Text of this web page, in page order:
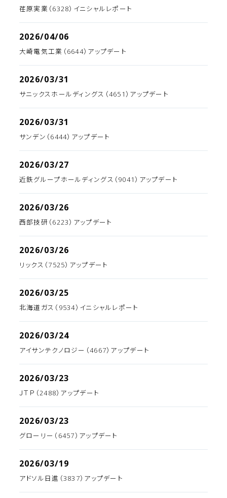
荏原実業（6328）イニシャルレポート
2026/04/06
大崎電気工業（6644）アップデート
2026/03/31
サニックスホールディングス（4651）アップデート
2026/03/31
サンデン（6444）アップデート
2026/03/27
近鉄グループホールディングス（9041）アップデート
2026/03/26
西部技研（6223）アップデート
2026/03/26
リックス（7525）アップデート
2026/03/25
北海道ガス（9534）イニシャルレポート
2026/03/24
アイサンテクノロジー（4667）アップデート
2026/03/23
ＪＴＰ（2488）アップデート
2026/03/23
グローリー（6457）アップデート
2026/03/19
アドソル日進（3837）アップデート